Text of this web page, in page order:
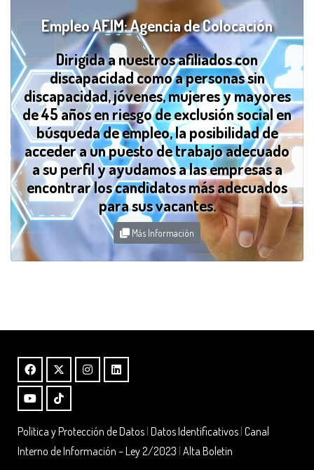
Empleo AFIM: Agencia de Colocación
Dirigida a nuestros afiliados con
discapacidad como a personas sin
discapacidad, jóvenes, mujeres y mayores
de 45 años en riesgo de exclusión social en
búsqueda de empleo, la posibilidad de
acceder a un puesto de trabajo adecuado
a su perfil y ayudamos a las empresas a
encontrar los candidatos más adecuados
para sus vacantes.
Más Información
Política y Protección de Datos Datos Identificativos Canal
Interno de Información – Ley 2/2023 Alta Boletin